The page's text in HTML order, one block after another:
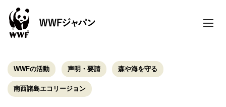
toggle
WWFの活動 声明・要請 森や海を守る
南西諸島エコリージョン